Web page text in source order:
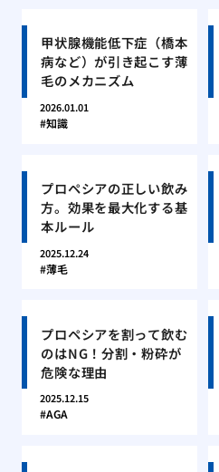
甲状腺機能低下症（橋本
病など）が引き起こす薄
毛のメカニズム
2026.01.01
知識
プロペシアの正しい飲み
方。効果を最大化する基
本ルール
2025.12.24
薄毛
プロペシアを割って飲む
のはNG！分割・粉砕が
危険な理由
2025.12.15
AGA